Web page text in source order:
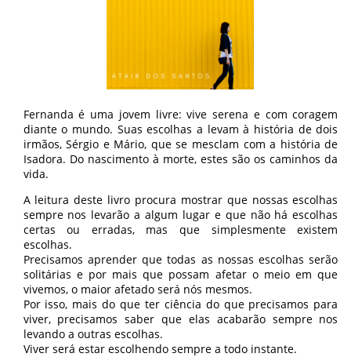
Fernanda é uma jovem livre: vive serena e com coragem
diante o mundo. Suas escolhas a levam à história de dois
irmãos, Sérgio e Mário, que se mesclam com a história de
Isadora. Do nascimento à morte, estes são os caminhos da
vida.
A leitura deste livro procura mostrar que nossas escolhas
sempre nos levarão a algum lugar e que não há escolhas
certas ou erradas, mas que simplesmente existem
escolhas.
Precisamos aprender que todas as nossas escolhas serão
solitárias e por mais que possam afetar o meio em que
vivemos, o maior afetado será nós mesmos.
Por isso, mais do que ter ciência do que precisamos para
viver, precisamos saber que elas acabarão sempre nos
levando a outras escolhas.
Viver será estar escolhendo sempre a todo instante.